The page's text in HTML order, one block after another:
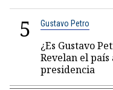
5 Gustavo Petro
¿Es Gustavo
Revelan el
presidencia